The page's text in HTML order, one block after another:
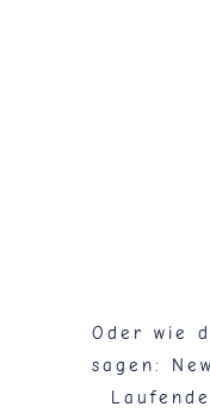
Oder wie
sagen: